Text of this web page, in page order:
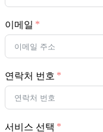
이메일
연락처 번호
서비스 선택